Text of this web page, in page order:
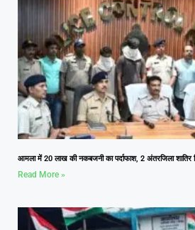
आमला में 20 लाख की नकबजनी का पर्दाफाश, 2 अंतरजिला शातिर
Read More »